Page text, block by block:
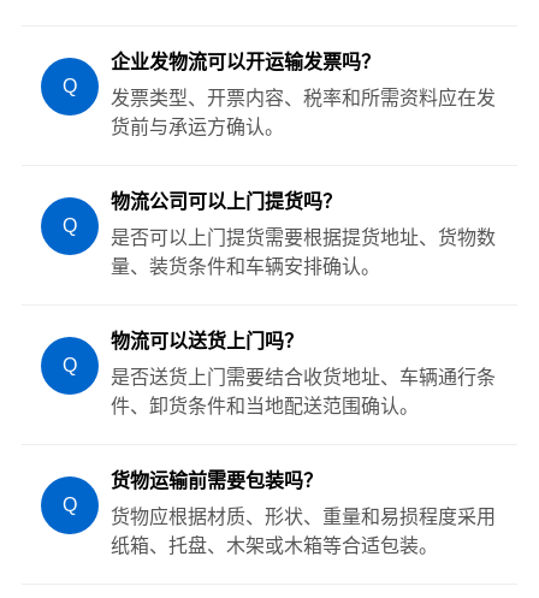
Q
企业发物流可以开运输发票吗？
发票类型、开票内容、税率和所需资料应在发
货前与承运方确认。
Q
物流公司可以上门提货吗？
是否可以上门提货需要根据提货地址、货物数
量、装货条件和车辆安排确认。
Q
物流可以送货上门吗？
是否送货上门需要结合收货地址、车辆通行条
件、卸货条件和当地配送范围确认。
Q
货物运输前需要包装吗？
货物应根据材质、形状、重量和易损程度采用
纸箱、托盘、木架或木箱等合适包装。